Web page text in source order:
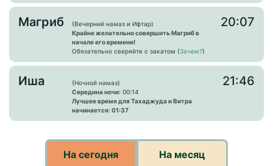
Магриб
(Вечерний намаз и Ифтар)
Крайне желательно совершить Магриб в
начале его времени!
Обязательно сверяйте с закатом (Зачем?)
20:07
Иша
(Ночной намаз)
Середина ночи: 00:14
Лучшее время для Тахаджуда и Витра
начинается: 01:37
21:46
На сегодня На месяц